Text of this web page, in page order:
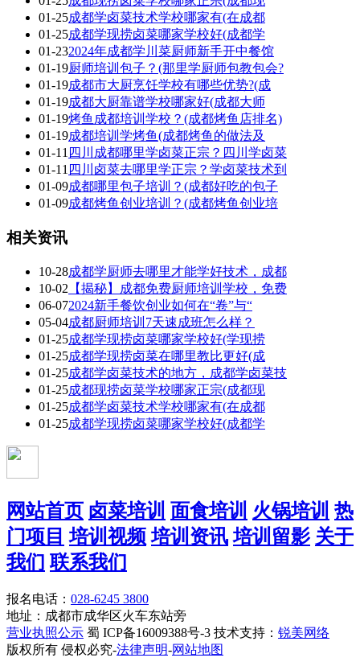
01-25成都学卤菜技术学校哪家有(在成都
01-25成都学现捞卤菜哪家学校好(成都学
01-232024年成都学川菜厨师新手开中餐馆
01-19厨师培训包子？(那里学厨师包教包会?
01-19成都市大厨烹饪学校有哪些优势?(成
01-19成都大厨靠谱学校哪家好(成都大师
01-19烤鱼成都培训学校？(成都烤鱼店排名)
01-19成都培训学烤鱼(成都烤鱼的做法及
01-11 四川成都哪里学卤菜正宗？四川学卤菜
01-11 四川卤菜去哪里学正宗？学卤菜技术到
01-09成都哪里包子培训？(成都好吃的包子
01-09成都烤鱼创业培训？(成都烤鱼创业培
相关资讯
10-28成都学厨师去哪里才能学好技术，成都
10-02 【揭秘】成都免费厨师培训学校，免费
06-072024新手餐饮创业如何在“卷”与“
05-04成都厨师培训7天速成班怎么样？
01-25成都学现捞卤菜哪家学校好(学现捞
01-25成都学现捞卤菜在哪里教比更好(成
01-25成都学卤菜技术的地方，成都学卤菜技
01-25成都现捞卤菜学校哪家正宗(成都现
01-25成都学卤菜技术学校哪家有(在成都
01-25成都学现捞卤菜哪家学校好(成都学
网站首页 卤菜培训 面食培训 火锅培训 热
门项目 培训视频 培训资讯 培训留影 关于
我们 联系我们
报名电话： 028-6245 3800
地址：成都市成华区火车东站旁
营业执照公示 蜀 ICP备16009388号-3 技术支持： 锐美网络
版权所有 侵权必究-法律声明-网站地图